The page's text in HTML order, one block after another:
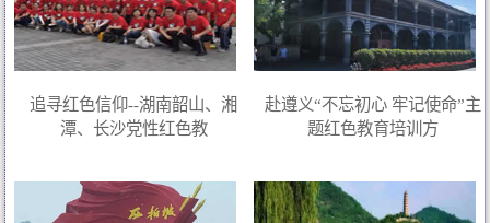
追寻红色信仰--湖南韶山、湘
潭、长沙党性红色教
赴遵义“不忘初心 牢记使命”主
题红色教育培训方